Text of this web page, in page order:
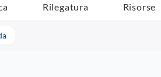
Rilegatura Risorse